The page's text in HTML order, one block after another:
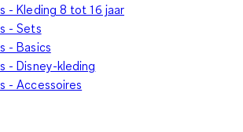
- Kleding 8 tot 16 jaar
- Sets
- Basics
- Disney-kleding
- Accessoires